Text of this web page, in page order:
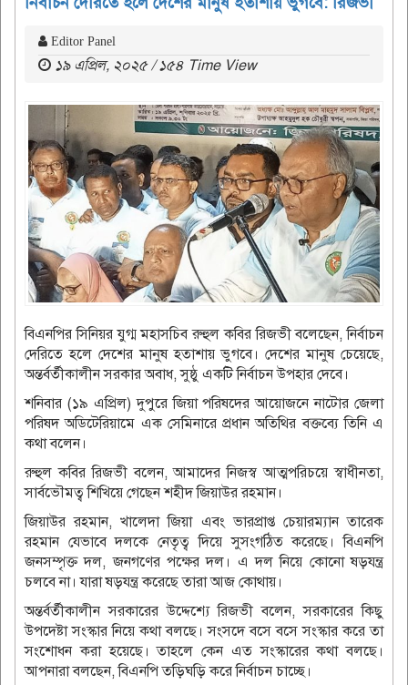
Editor Panel
১৯ এপ্রিল, ২০২৫ / ১৫৪ Time View
বিএনপির সিনিয়র যুগ্ম মহাসচিব রুহুল কবির রিজভী বলেছেন, নির্বাচন
দেরিতে হলে দেশের মানুষ হতাশায় ভুগবে। দেশের মানুষ চেয়েছে,
অন্তর্বর্তীকালীন সরকার অবাধ, সুষ্ঠু একটি নির্বাচন উপহার দেবে।
শনিবার (১৯ এপ্রিল) দুপুরে জিয়া পরিষদের আয়োজনে নাটোর জেলা
পরিষদ অডিটেরিয়ামে এক সেমিনারে প্রধান অতিথির বক্তব্যে তিনি এ
কথা বলেন।
রুহুল কবির রিজভী বলেন, আমাদের নিজস্ব আত্মপরিচয়ে স্বাধীনতা,
সার্বভৌমত্ব শিখিয়ে গেছেন শহীদ জিয়াউর রহমান।
জিয়াউর রহমান, খালেদা জিয়া এবং ভারপ্রাপ্ত চেয়ারম্যান তারেক
রহমান যেভাবে দলকে নেতৃত্ব দিয়ে সুসংগঠিত করেছে। বিএনপি
জনসম্পৃক্ত দল, জনগণের পক্ষের দল। এ দল নিয়ে কোনো ষড়যন্ত্র
চলবে না। যারা ষড়যন্ত্র করেছে তারা আজ কোথায়।
অন্তর্বর্তীকালীন সরকারের উদ্দেশ্যে রিজভী বলেন, সরকারের কিছু
উপদেষ্টা সংস্কার নিয়ে কথা বলছে। সংসদে বসে বসে সংস্কার করে তা
সংশোধন করা হয়েছে। তাহলে কেন এত সংস্কারের কথা বলছে।
আপনারা বলছেন, বিএনপি তড়িঘড়ি করে নির্বাচন চাচ্ছে।